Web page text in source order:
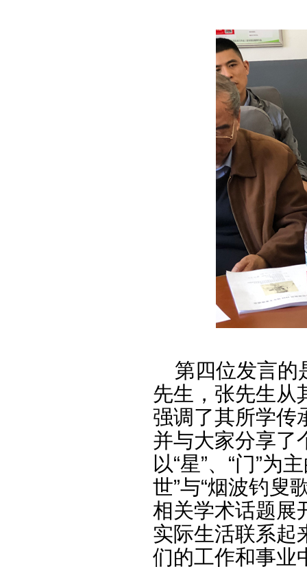
第四位发言的
先生，张先生从
强调了其所学传
并与大家分享了
以“星”、“门”为
世”与“烟波钓叟
相关学术话题展
实际生活联系起
们的工作和事业